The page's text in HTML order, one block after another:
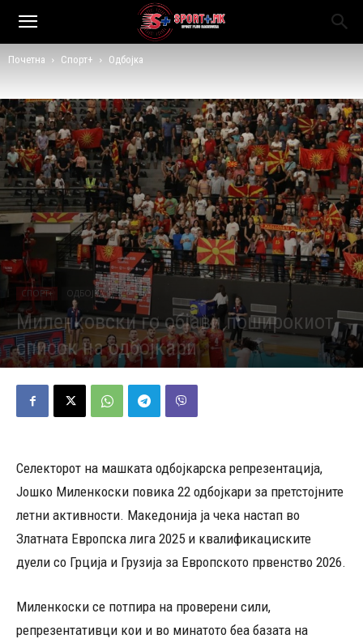
Почетна Спорт+ Одбојка
СПОРТ+ ОДБОЈКА
Миленковски го објави поширокиот
список на одбојкари
Селекторот на машката одбојкарска репрезентација,
Јошко Миленкоски повика 22 одбојкари за претстојните
летни активности. Македонија ја чека настап во
Златната Европска лига 2025 и квалификациските
дуели со Грција и Грузија за Европското првенство 2026.
Миленкоски се потпира на проверени сили,
репрезентативци кои и во минатото беа базата на